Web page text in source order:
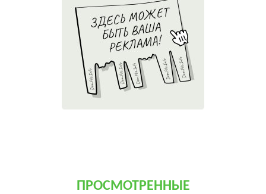
ПРОСМОТРЕННЫЕ